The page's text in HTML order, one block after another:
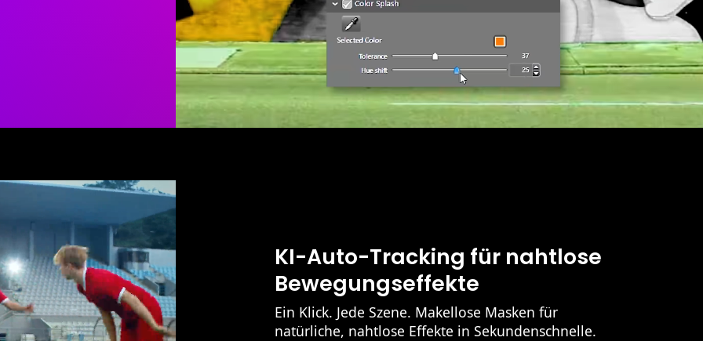
KI-Auto-Tracking für nahtlose
Bewegungseffekte
Ein Klick. Jede Szene. Makellose Masken für
natürliche, nahtlose Effekte in Sekundenschnelle.